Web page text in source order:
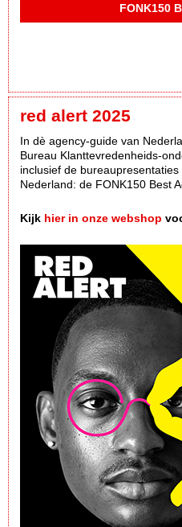
FONK150
red alert 2025
In dè agency-guide van
Bureau Klanttevredenheids-
inclusief de
Nederland: de FONK150 Best
Kijk hier in onze webshop